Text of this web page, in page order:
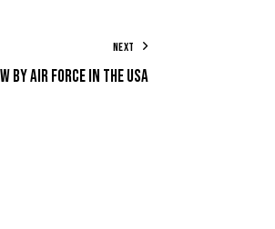
NEXT
by Air Force in the USA